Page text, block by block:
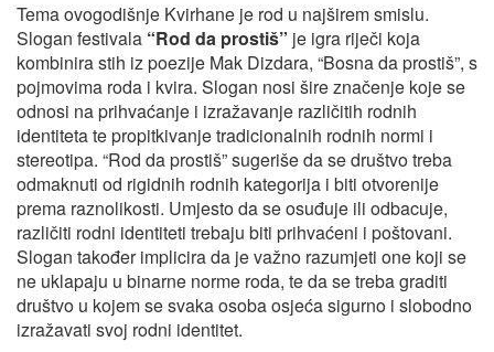
Tema ovogodišnje Kvirhane je rod u najširem smislu.
Slogan festivala “Rod da prostiš” je igra riječi koja
kombinira stih iz poezije Mak Dizdara, “Bosna da prostiš”, s
pojmovima roda i kvira. Slogan nosi šire značenje koje se
odnosi na prihvaćanje i izražavanje različitih rodnih
identiteta te propitkivanje tradicionalnih rodnih normi i
stereotipa. “Rod da prostiš” sugeriše da se društvo treba
odmaknuti od rigidnih rodnih kategorija i biti otvorenije
prema raznolikosti. Umjesto da se osuđuje ili odbacuje,
različiti rodni identiteti trebaju biti prihvaćeni i poštovani.
Slogan također implicira da je važno razumjeti one koji se
ne uklapaju u binarne norme roda, te da se treba graditi
društvo u kojem se svaka osoba osjeća sigurno i slobodno
izražavati svoj rodni identitet.